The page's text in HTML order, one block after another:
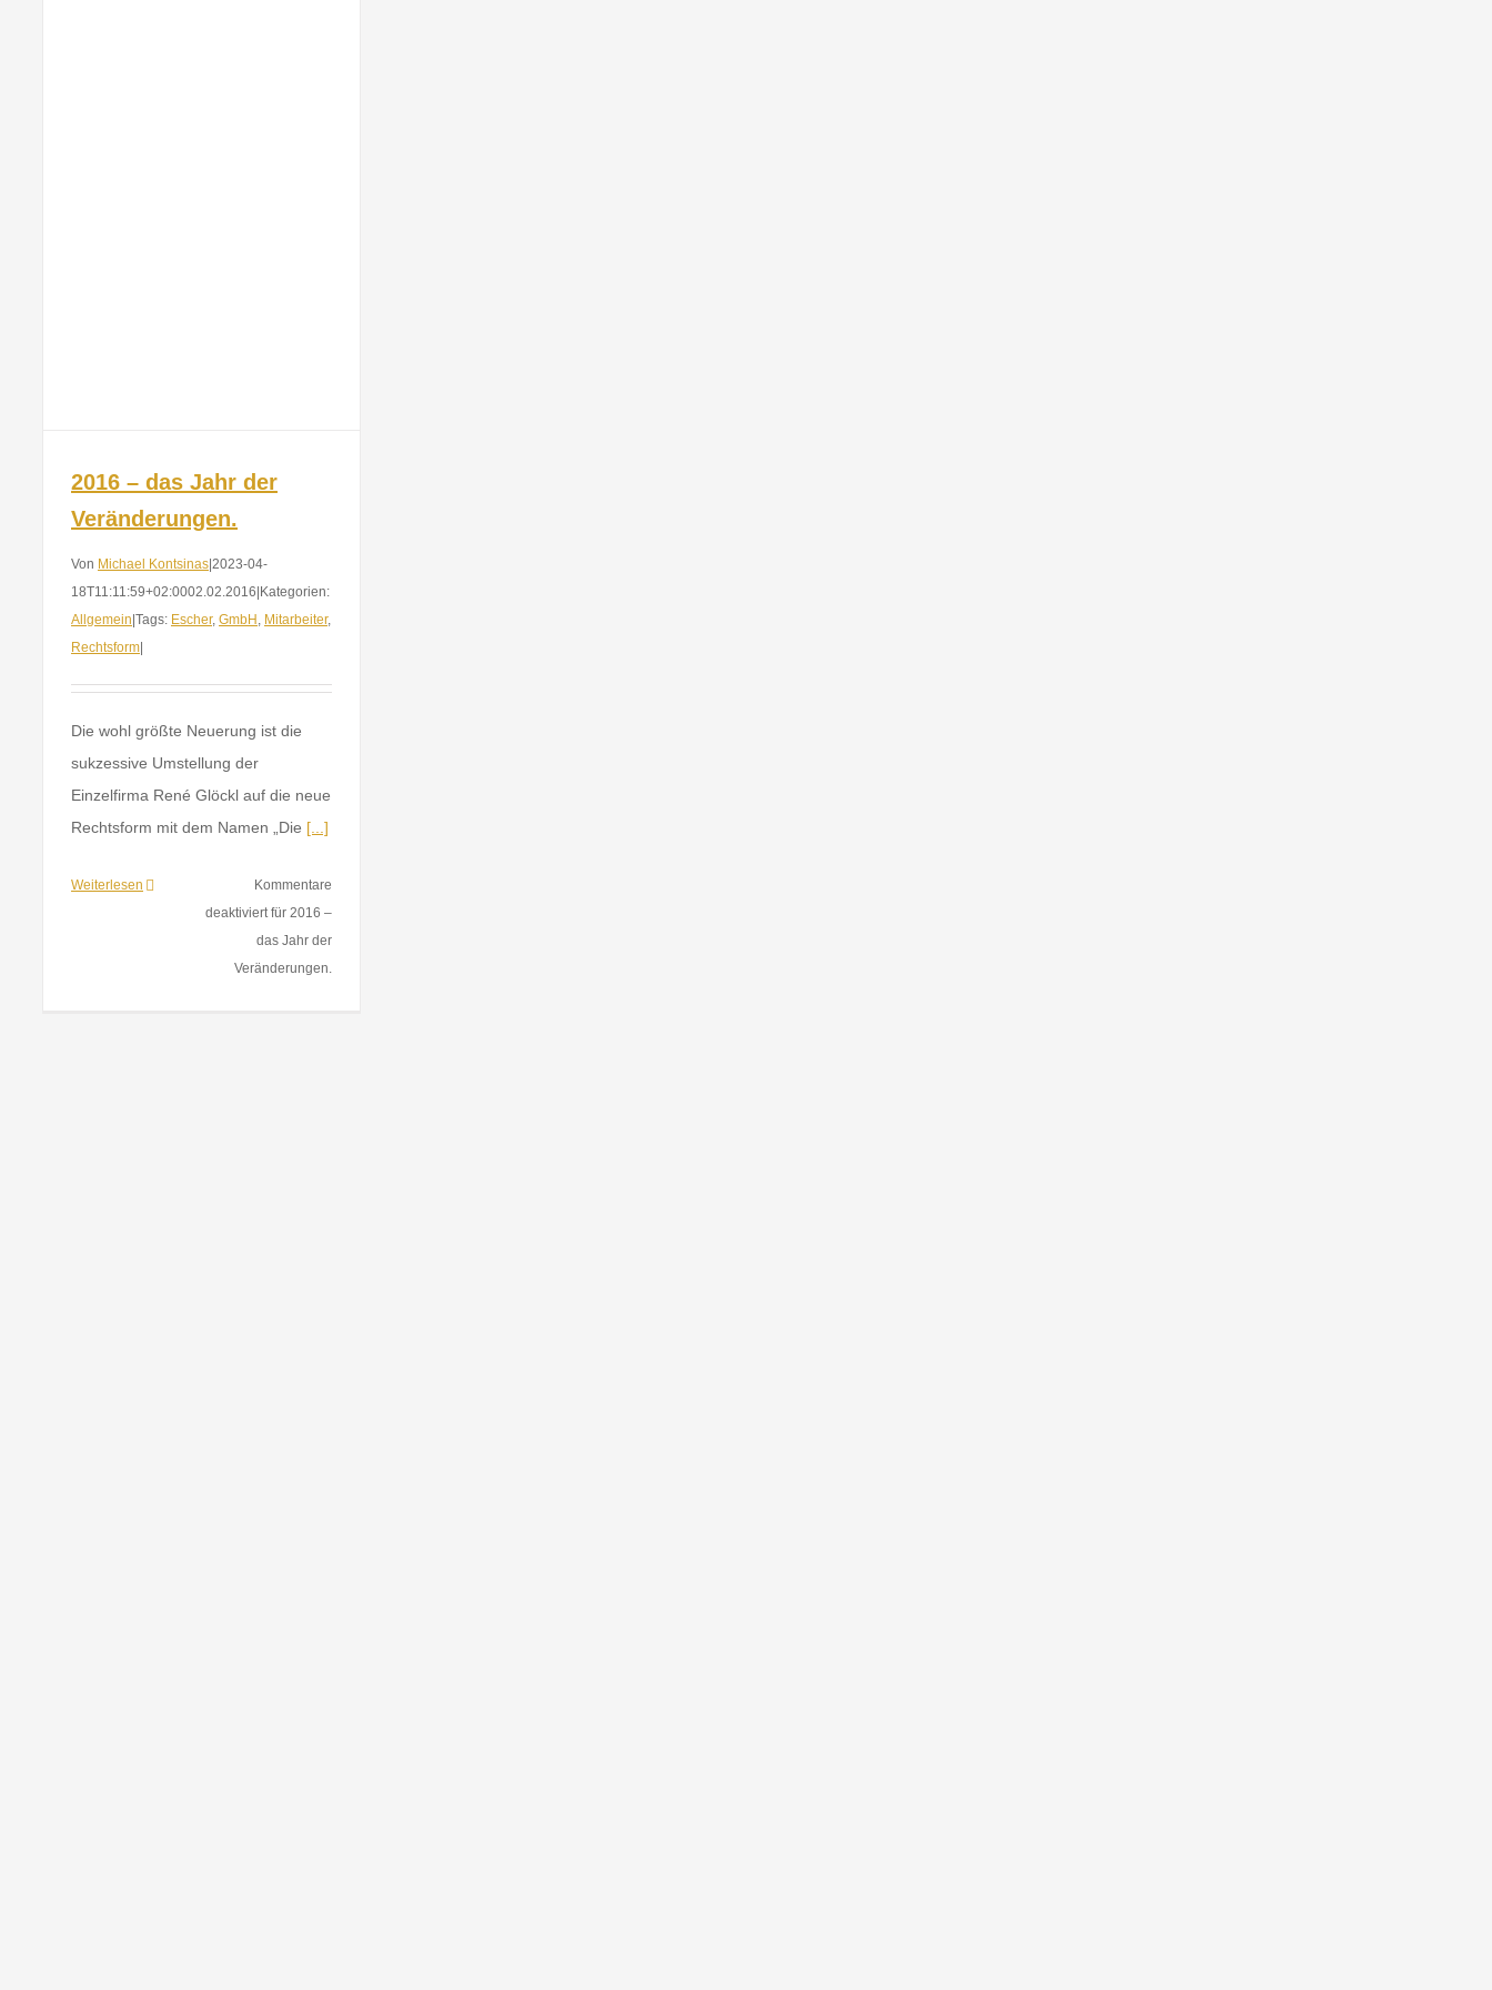
2016 – das Jahr der
Veränderungen.
Von Michael Kontsinas 2023-04-
18T11:11:59+02:0002.02.2016 Kategorien:
Allgemein Tags: Escher, GmbH , Mitarbeiter,
Rechtsform
Die wohl größte Neuerung ist die
sukzessive Umstellung der
Einzelfirma René Glöckl auf die neue
Rechtsform mit dem Namen „Die [...]
Weiterlesen
Kommentare
deaktiviertfür 2016 –
das Jahr der
Veränderungen.